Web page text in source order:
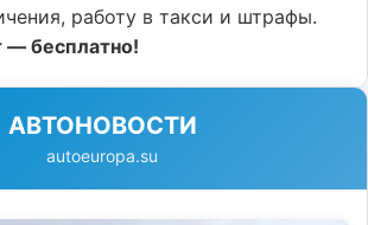
работу в такси и штрафы.
— бесплатно!
АВТОНОВОСТИ
autoeuropa.su